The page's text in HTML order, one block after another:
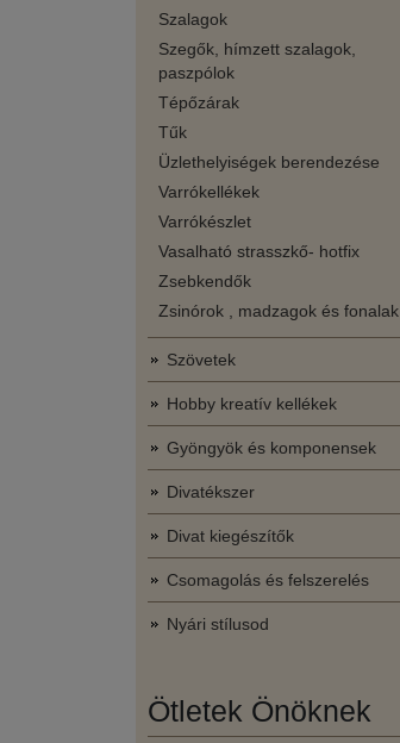
Szalagok
Szegők, hímzett szalagok,
paszpólok
Tépőzárak
Tűk
Üzlethelyiségek berendezése
Varrókellékek
Varrókészlet
Vasalható strasszkő- hotfix
Zsebkendők
Zsinórok , madzagok és fonalak
Szövetek
Hobby kreatív kellékek
Gyöngyök és komponensek
Divatékszer
Divat kiegészítők
Csomagolás és felszerelés
Nyári stílusod
Ötletek Önöknek